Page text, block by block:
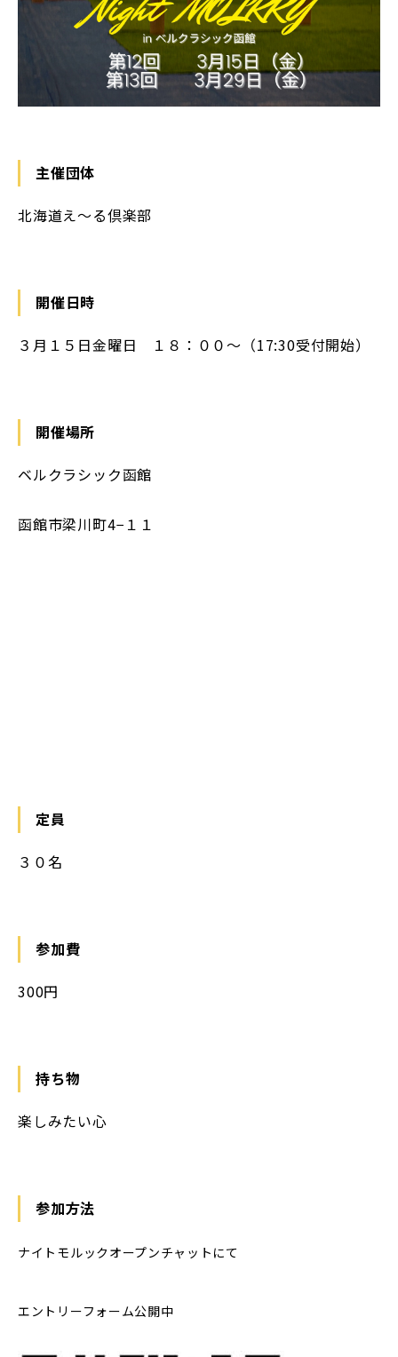
主催団体
北海道え～る倶楽部
開催日時
３月１５日金曜日 １８：００〜（17:30受付開始）
開催場所
ベルクラシック函館
函館市梁川町4−１１
定員
３０名
参加費
300円
持ち物
楽しみたい心
参加方法
ナイトモルックオープンチャットにて
エントリーフォーム公開中